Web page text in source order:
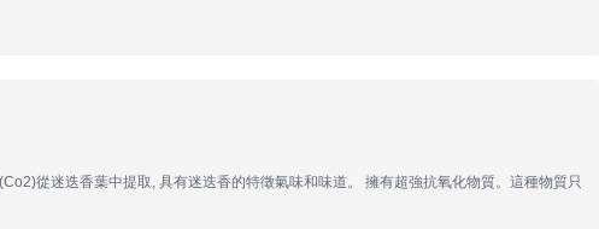
從迷迭香葉中提取, 具有迷迭香的特徵氣味和味道。 擁有超強抗氧化物質。這種物質只